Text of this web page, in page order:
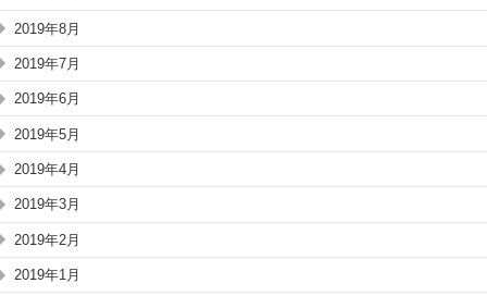
2019年8月
2019年7月
2019年6月
2019年5月
2019年4月
2019年3月
2019年2月
2019年1月